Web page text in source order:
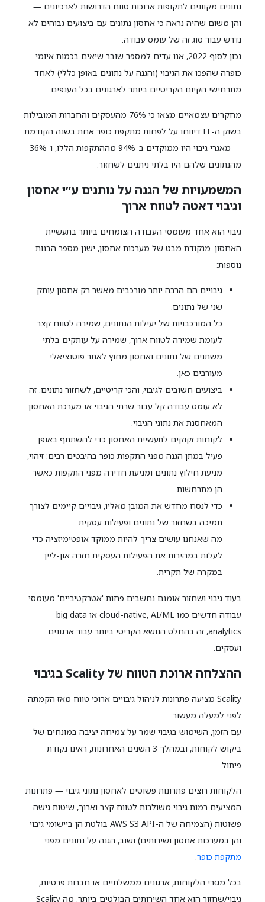
נתונים מקוונים לתקופות ארוכות טווח הדרושות לארכיונים —
והן משום שהיה נראה כי אחסון נתונים עם ביצועים גבוהים לא
נדרש עבור סוג זה של עומס עבודה.
נכון לסוף 2022, אנו עדים למספר שובר שיאים בכמות איומי
כופרה שהפכו את הגיבוי (והגנה על נתונים באופן כללי) לאחד
מתרחישי הקיום הקריטיים ביותר לארגונים בכל הענפים.
מחקרים עצמאיים מצאו כי 76% מהעסקים והחברות המובילות
בשוק ה-IT דיווחו על לפחות מתקפת כופר אחת בשנה הקודמת
— מאגרי גיבוי היו ממוקדים ב-94% מההתקפות הללו, ו-36%
מהנתונים שלהם היו בלתי ניתנים לשחזור.
המשמעויות של הגנה על נותנים ע״י אחסון
וגיבוי דאטה לטווח ארוך
גיבוי הוא אחד מעומסי העבודה הצומחים ביותר בתעשיית
האחסון. מנקודת מבט של מערכות אחסון, ישנן מספר הבנות
נוספות:
גיבויים הם הרבה יותר מורכבים מאשר רק אחסון עותק
שני של נתונים.
כל המורכבויות של יעילות הנתונים, שמירה לטווח קצר
לעומת שמירה לטווח ארוך, שמירה על עותקים בלתי
משתנים של נתונים ואחסון מחוץ לאתר פוטנציאלי
מעורבים כאן.
ביצועים חשובים לגיבוי, והכי קריטיים, לשחזור נתונים. זה
לא עומס עבודה קל עבור שרתי הגיבוי או מערכת האחסון
המאחסנת את נתוני הגיבוי.
לקוחות זקוקים לתעשיית האחסון כדי להשתתף באופן
פעיל במתן הגנה מפני התקפות כופר בהיבטים רבים: זיהוי,
מניעת חילוץ נתונים ומניעת חדירה מפני התקפות כאשר
הן מתרחשות.
כדי לנסח מחדש את המובן מאליו, גיבויים קיימים לצורך
תמיכה בשחזור של נתונים ופעילות עסקית.
מה שאנחנו עושים צריך להיות ממוקד אופטימיזציה כדי
לעלות במהירות את הפעילות העסקית חזרה און-ליין
במקרה של תקרית.
בעוד גיבוי ושחזור אומנם נחשבים פחות 'אטרקטיביים' מעומסי
עבודה חדשים כמו cloud-native, AI/ML או big data
analytics, זה בהחלט הנושא הקריטי ביותר עבור ארגונים
ועסקים.
ההצלחה ארוכת הטווח של Scality בגיבוי
Scality מציעה פתרונות לניהול גיבויים ארוכי טווח מאז הקמתה
לפני למעלה מעשור.
עם הזמן, השימוש בגיבוי שמר על צמיחה יציבה במונחים של
ביקוש לקוחות, ובמהלך 3 השנים האחרונות, ראינו נקודת
פיתול.
הלקוחות רוצים פתרונות פשוטים לאחסון נתוני גיבוי — פתרונות
המציעים רמות גיבוי משולבות לטווח קצר וארוך, שיטות גישה
פשוטות (הצמיחה של ה-AWS S3 API בולטת הן ביישומי גיבוי
והן במערכות אחסון ושירותים) ושוב, הגנה על נתונים מפני
מתקפת כופר.
בכל מגזרי הלקוחות, ארגונים ממשלתיים או חברות פרטיות,
גיבוי/שחזור הוא אחד השירותים הבולטים ביותר. מה Scality